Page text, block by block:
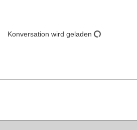
Konversation wird geladen